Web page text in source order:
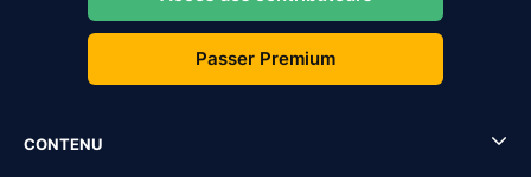
Passer Premium
CONTENU